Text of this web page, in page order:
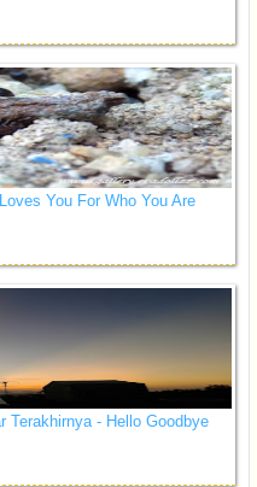
You For Who You Are
Terakhirnya - Hello Goodbye